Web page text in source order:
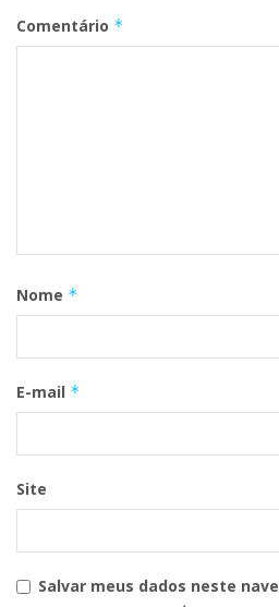
Comentário *
Nome *
E-mail *
Site
Salvar meus dados neste